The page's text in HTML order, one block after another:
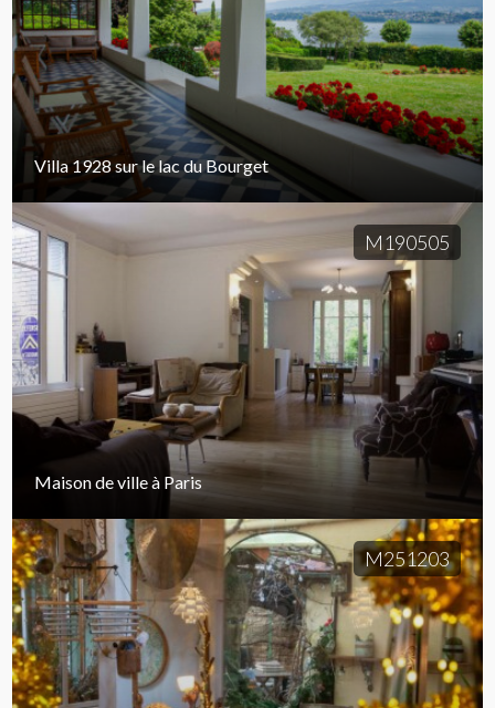
Villa 1928 sur le lac du Bourget
M190505
Maison de ville à Paris
M251203